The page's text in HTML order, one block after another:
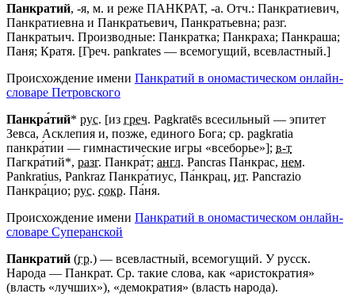
Панкратий, -я, м. и реже ПАНКРАТ, -а. Отч.: Панкратиевич,
Панкратиевна и Панкратьевич, Панкратьевна; разг.
Панкратьич. Производные: Панкратка; Панкраха; Панкраша;
Паня; Кратя. [Греч. pankrates — всемогущий, всевластный.]
Происхождение имени Панкратий в ономастическом онлайн-
словаре Петровского
Панкра́тий* рус. [из греч. Pagkratēs всесильный — эпитет
Зевса, Асклепия и, позже, единого Бога; cр. pagkratia
панкра́тии — гимнастические игры «всеборье»]; в-т
Пагкра́тий*, разг. Панкра́т; англ. Pancras Па́нкрас, нем.
Pankratius, Pankraz Панкра́тиус, Па́нкрац, ит. Pancrazio
Панкра́цио; рус. сокр. Па́ня.
Происхождение имени Панкратий в ономастическом онлайн-
словаре Суперанской
Панкратий (гр.) — всевластный, всемогущий. У русск.
Народа — Панкрат. Ср. такие слова, как «аристократия»
(власть «лучших»), «демократия» (власть народа).